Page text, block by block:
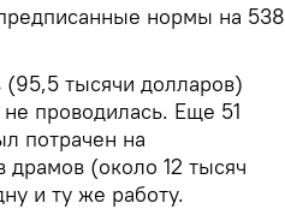
нормы на 538
тысячи долларов)
проводилась. Еще 51
потрачен на
(около 12 тысяч
и ту же работу.